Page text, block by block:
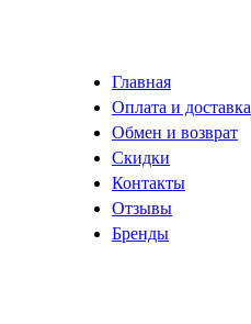
Главная
Оплата и доставка
Обмен и возврат
Скидки
Контакты
Отзывы
Бренды